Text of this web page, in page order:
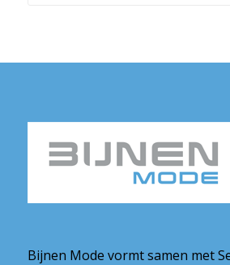
Bijnen Mode vormt samen met